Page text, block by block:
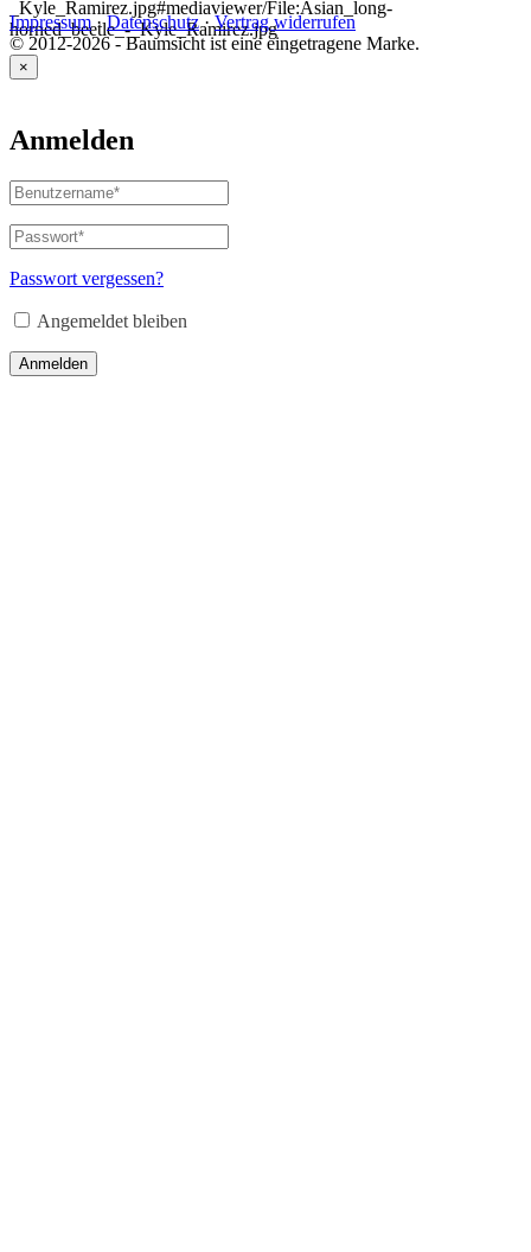
_Kyle_Ramirez.jpg#mediaviewer/File:Asian_long-
horned_beetle_-_Kyle_Ramirez.jpg
Impressum·Datenschutz·Vertrag widerrufen
© 2012-2026 - Baumsicht ist eine eingetragene Marke.
×
Anmelden
Benutzername
oder
E-
Mail-
Adresse*
Passwort*
Erforderlich
Passwort vergessen?
Angemeldet bleiben
Anmelden